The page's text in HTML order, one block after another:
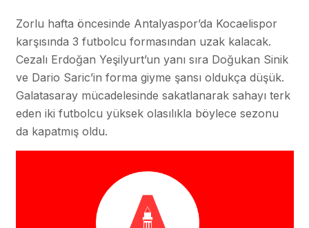
Zorlu hafta öncesinde Antalyaspor’da Kocaelispor
karşısında 3 futbolcu formasından uzak kalacak.
Cezalı Erdoğan Yeşilyurt’un yanı sıra Doğukan Sinik
ve Dario Saric’in forma giyme şansı oldukça düşük.
Galatasaray mücadelesinde sakatlanarak sahayı terk
eden iki futbolcu yüksek olasılıkla böylece sezonu
da kapatmış oldu.